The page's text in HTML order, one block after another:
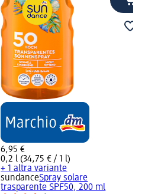
6,95 €
0,2 l (34,75 € / 1 l)
+ 1 altra variante
sundanceSpray solare
trasparente SPF50, 200 ml